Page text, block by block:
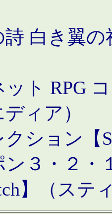
詩 白き翼
ット RPG
ィア）
クション【
ン３・２
】（ステ